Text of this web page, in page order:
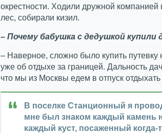
окрестности. Ходили дружной компанией
лес, собирали кизил.
– Почему бабушка с дедушкой купили
– Наверное, сложно было купить путевку
уже об отдыхе за границей. Дальность
что мы из Москвы едем в отпуск отдыхать
В поселке Станционный я
мне был знаком каждый камень
каждый куст, посаженный когда-